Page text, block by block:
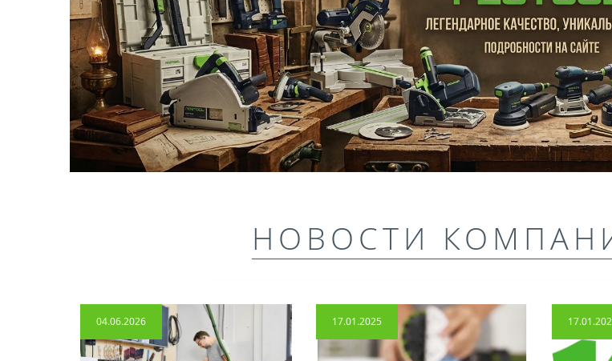
НОВОСТИ
04.06.2026 17.01.2025